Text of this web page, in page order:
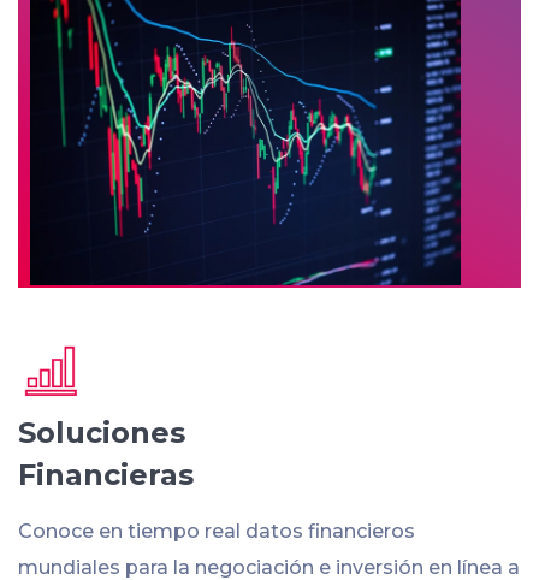
Soluciones
Financieras
Conoce en tiempo real datos financieros
mundiales para la negociación e inversión en línea a